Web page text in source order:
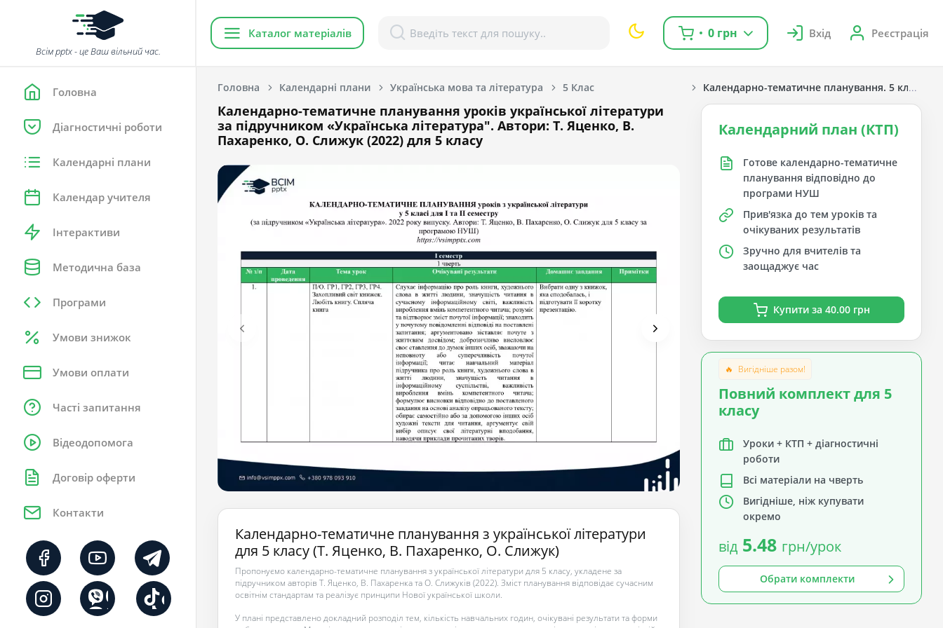
Всім pptx - це Ваш вільний час.
Головна
Діагностичні роботи
Календарні плани
Календар учителя
Інтерактиви
Методична база
Програми
Умови знижок
Умови оплати
Часті запитання
Відеодопомога
Договір оферти
Контакти
Каталог матеріалів 0 грн Вхід Реєстрація
Головна Календарні плани Українська мова та література 5 Клас Календарно-тематичне планування. 5 клас.
Календарно-тематичне планування уроків української літератури
за підручником «Українська література". Автори: Т. Яценко, В.
Пахаренко, О. Слижук (2022) для 5 класу
Календарно-тематичне планування з української літератури
для 5 класу (Т. Яценко, В. Пахаренко, О. Слижук)
Пропонуємо календарно-тематичне планування з української літератури для 5 класу, укладене за
підручником авторів Т. Яценко, В. Пахаренка та О. Слижуків (2022). Зміст планування відповідає сучасним
освітнім стандартам та реалізує принципи Нової української школи.
У плані представлено докладний розподіл тем, кількість навчальних годин, очікувані результати та форми
Календарний план (КТП)
Готове календарно-тематичне
планування відповідно до
програми НУШ
Прив'язка до тем уроків та
очікуваних результатів
Зручно для вчителів та
заощаджує час
Купити за 40.00 грн
🔥 Вигідніше разом!
Повний комплект для 5
класу
Уроки + КТП + діагностичні
роботи
Всі матеріали на чверть
Вигідніше, ніж купувати
окремо
від 5.48 грн/урок
Обрати комплекти